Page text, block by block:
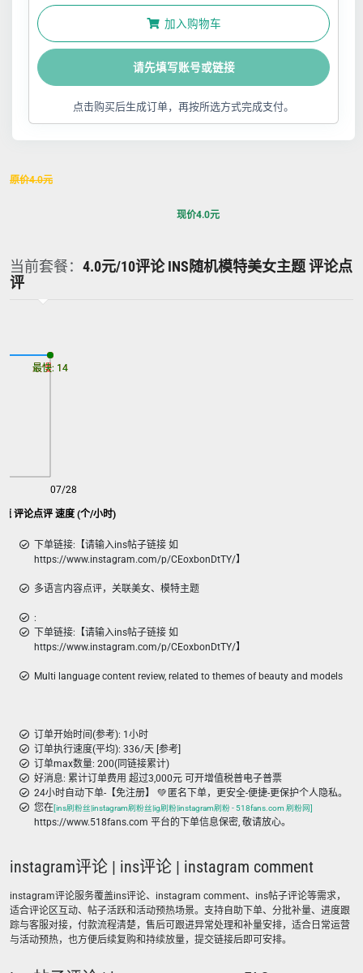
加入购物车
请先填写账号或链接
点击购买后生成订单，再按所选方式完成支付。
原价4.0元
现价4.0元
当前套餐： 4.0元/10评论 INS随机模特美女主题 评论点
评
评论点评 速度 (个/小时)
07/28
最慢: 14
最快: 14
下单链接:【请输入ins帖子链接 如
https://www.instagram.com/p/CEoxbonDtTY/】
多语言内容点评，关联美女、模特主题
:
下单链接:【请输入ins帖子链接 如
https://www.instagram.com/p/CEoxbonDtTY/】
Multi language content review, related to themes of beauty and models
订单开始时间(参考): 1小时
订单执行速度(平均): 336/天 [参考]
订单max数量: 200(同链接累计)
好消息: 累计订单费用 超过3,000元 可开增值税普电子普票
24小时自动下单-【免注册】 💚 匿名下单，更安全-便捷-更保护个人隐私。
您在[ins刷粉丝|instagram刷粉丝|ig刷粉|instagram刷粉 - 518fans.com 刷粉网]
https://www.518fans.com 平台的下单信息保密, 敬请放心。
instagram评论 | ins评论 | instagram comment
instagram评论服务覆盖ins评论、instagram comment、ins帖子评论等需求，
适合评论区互动、帖子活跃和活动预热场景。支持自助下单、分批补量、进度跟
踪与客服对接，付款流程清楚，售后可跟进异常处理和补量安排，适合日常运营
与活动预热，也方便后续复购和持续放量，提交链接后即可安排。